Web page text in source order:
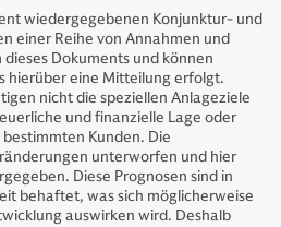
wiedergegebenen Konjunktur- und
einer Reihe von Annahmen und
Dokuments und können
hierüber eine Mitteilung erfolgt.
nicht die speziellen Anlageziele
und finanzielle Lage oder
Kunden. Die
unterworfen und hier
Diese Prognosen sind in
behaftet, was sich möglicherweise
auswirken wird. Deshalb